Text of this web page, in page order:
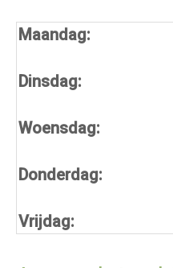
Maandag:
Dinsdag:
Woensdag:
Donderdag:
Vrijdag: